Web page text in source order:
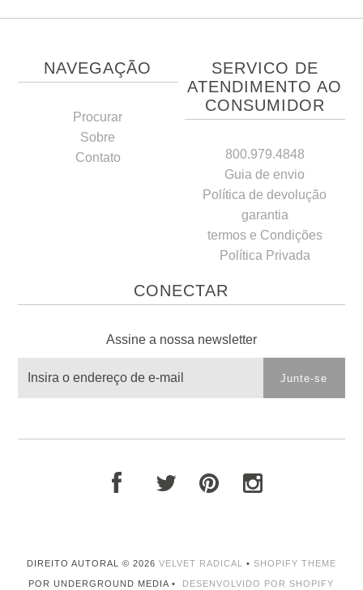
NAVEGAÇÃO
Procurar
Sobre
Contato
SERVICO DE
ATENDIMENTO AO
CONSUMIDOR
800.979.4848
Guia de envio
Política de devolução
garantia
termos e Condições
Política Privada
CONECTAR
Assine a nossa newsletter
DIREITO AUTORAL © 2026 VELVET RADICAL • SHOPIFY THEME
POR UNDERGROUND MEDIA • DESENVOLVIDO POR SHOPIFY